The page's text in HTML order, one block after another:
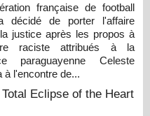
française de football
décidé de porter l'affaire
justice après les propos à
raciste attribués à la
paraguayenne Celeste
à l'encontre de...
Eclipse of the Heart